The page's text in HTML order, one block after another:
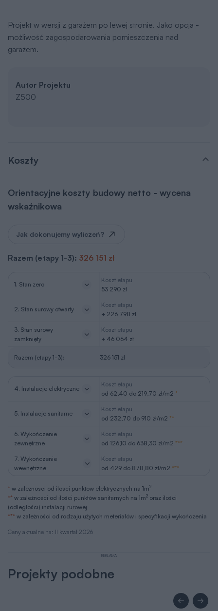
Projekt w wersji z garażem po lewej stronie. Jako opcja -
możliwość zagospodarowania pomieszczenia nad
garażem.
Autor Projektu
Z500
Koszty
Orientacyjne koszty budowy netto - wycena
wskaźnikowa
Ceny aktualne na: II kwartał 2026
Jak dokonujemy wyliczeń?
Razem (etapy 1-3): 326 151 zł
1. Stan zero
Koszt etapu
53 290 zł
2. Stan surowy otwarty
Koszt etapu
+ 226 798 zł
3. Stan surowy
zamknięty
Koszt etapu
+ 46 064 zł
Razem (etapy 1-3): 326 151 zł
4. Instalacje elektryczne
Koszt etapu
od 62,40 do 219,70 zł/m2 *
5. Instalacje sanitarne
Koszt etapu
od 232,70 do 910 zł/m2 **
6. Wykończenie
zewnętrzne
Koszt etapu
od 126,10 do 638,30 zł/m2 ***
7. Wykończenie
wewnętrzne
Koszt etapu
od 429 do 878,80 zł/m2 ***
* w zależności od ilości punktów elektrycznych na 1m2
** w zależności od ilości punktów sanitarnych na 1m2 oraz ilości
(odległości) instalacji rurowej
*** w zależności od rodzaju użytych meteriałów i specyfikacji wykończenia
REKLAMA
Projekty podobne